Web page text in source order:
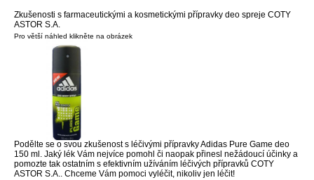
Zkušenosti s farmaceutickými a kosmetickými přípravky deo spreje COTY
ASTOR S.A.
Pro větší náhled klikněte na obrázek
Podělte se o svou zkušenost s léčivými přípravky Adidas Pure Game deo
150 ml. Jaký lék Vám nejvíce pomohl či naopak přinesl nežádoucí účinky a
pomozte tak ostatním s efektivním užíváním léčivých přípravků COTY
ASTOR S.A.. Chceme Vám pomoci vyléčit, nikoliv jen léčit!